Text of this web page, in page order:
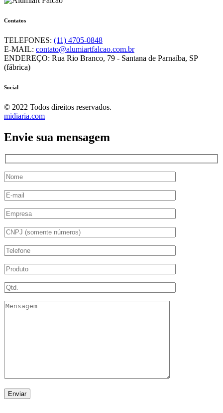
Contatos
TELEFONES: (11) 4705-0848
E-MAIL: contato@alumiartfalcao.com.br
ENDEREÇO: Rua Rio Branco, 79 - Santana de Parnaíba, SP
(fábrica)
Social
© 2022 Todos direitos reservados.
midiaria.com
Envie sua mensagem